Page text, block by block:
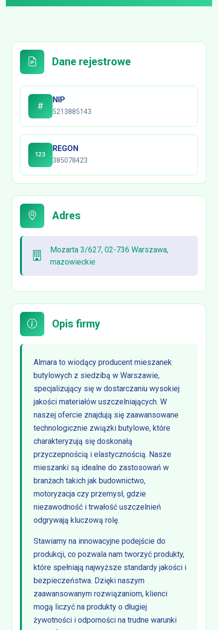
Dane rejestrowe
NIP
5213885143
REGON
385078423
Adres
Mozarta 3/627, 02-736 Warszawa,
mazowieckie
Opis firmy
Almara to wiodący producent mieszanek
butylowych z siedzibą w Warszawie,
specjalizujący się w dostarczaniu wysokiej
jakości materiałów uszczelniających. W
naszej ofercie znajdują się zaawansowane
technologicznie związki butylowe, które
charakteryzują się doskonałą
przyczepnością i elastycznością. Nasze
mieszanki są idealne do zastosowań w
branżach takich jak budownictwo,
motoryzacja czy przemysł, gdzie
niezawodność i trwałość uszczelnień
odgrywają kluczową rolę.
Stawiamy na innowacyjne podejście do
produkcji, co pozwala nam tworzyć produkty,
które spełniają najwyższe standardy jakości i
bezpieczeństwa. Dzięki naszym
zaawansowanym rozwiązaniom, klienci
mogą liczyć na produkty o długiej
żywotności i odporności na trudne warunki